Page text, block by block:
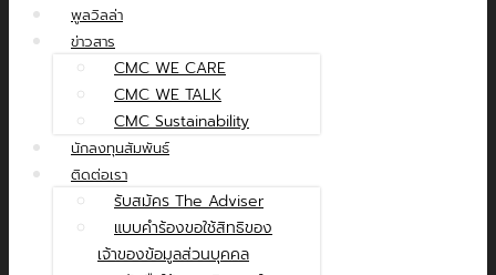
พูลวิลล่า
ข่าวสาร
CMC WE CARE
CMC WE TALK
CMC Sustainability
นักลงทุนสัมพันธ์
ติดต่อเรา
รับสมัคร The Adviser
แบบคำร้องขอใช้สิทธิของ
เจ้าของข้อมูลส่วนบุคคล